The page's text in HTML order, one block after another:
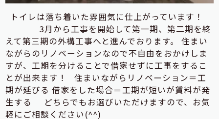
トイレは落ち着いた雰囲気に仕上がっています！
3月から工事を開始して第一期、第二期を終
えて第三期の外構工事へと進んでおります。 住まい
ながらのリノベーションなので不自由をおかけしま
すが、工期を分けることで借家せずに工事をするこ
とが出来ます！ 住まいながらリノベーション＝工
期が延びる 借家をした場合＝工期が短いが賃料が発
生する どちらでもお選びいただけますので、お気
軽にご相談ください(^^)